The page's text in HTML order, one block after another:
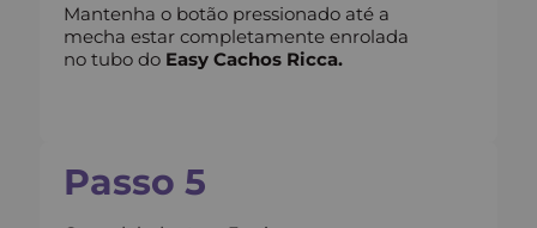
Mantenha o botão pressionado até a
mecha estar completamente enrolada
no tubo do Easy Cachos Ricca.
Passo 5